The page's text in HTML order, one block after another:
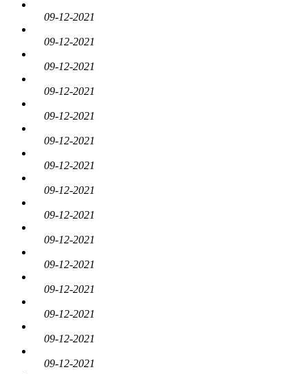
09-12-2021
09-12-2021
09-12-2021
09-12-2021
09-12-2021
09-12-2021
09-12-2021
09-12-2021
09-12-2021
09-12-2021
09-12-2021
09-12-2021
09-12-2021
09-12-2021
09-12-2021